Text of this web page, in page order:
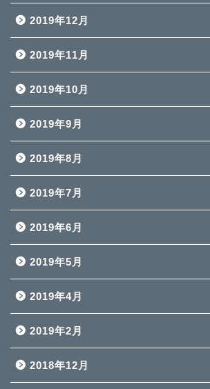
2019年12月
2019年11月
2019年10月
2019年9月
2019年8月
2019年7月
2019年6月
2019年5月
2019年4月
2019年2月
2018年12月